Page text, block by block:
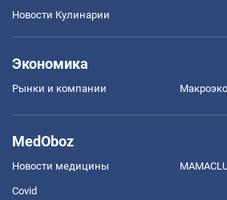
Новости Кулинарии
Экономика
Рынки и компании
MedOboz
Новости медицины
Covid